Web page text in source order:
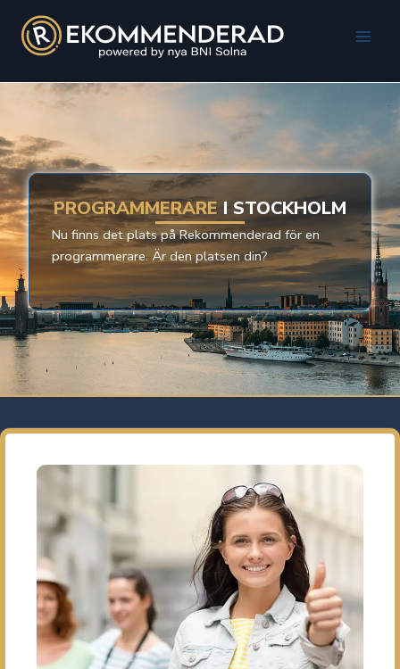
innehåll
PROGRAMMERARE I STOCKHOLM
Nu finns det plats på Rekommenderad för en
programmerare. Är den platsen din?